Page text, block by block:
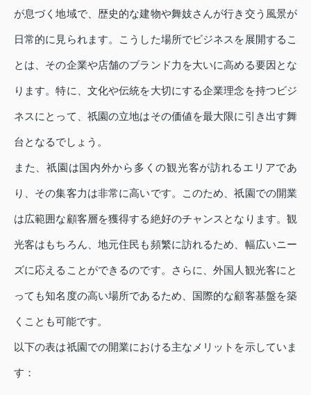
が息づく地域で、歴史的な建物や舞妓さんが行き交う風景が
日常的に見られます。こうした場所でビジネスを展開するこ
とは、その企業や店舗のブランド力を大いに高める要因とな
ります。特に、文化や伝統を大切にする企業理念を持つビジ
ネスにとって、祇園の立地はその価値を最大限に引き出す舞
台となるでしょう。
また、祇園は国内外から多くの観光客が訪れるエリアであ
り、その集客力は非常に高いです。このため、祇園での開業
は広範囲な顧客層を獲得する絶好のチャンスとなります。観
光客はもちろん、地元住民も頻繁に訪れるため、幅広いニー
ズに応えることができるのです。さらに、外国人観光客にと
っても知名度の高い場所であるため、国際的な顧客基盤を築
くことも可能です。
以下の表は祇園での開業における主なメリットを示していま
す：